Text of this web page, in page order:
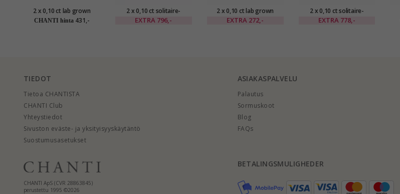
2 x 0,10 ct lab grown
timantti solitaire-
CHANTI hinta 431,-
2 x 0,10 ct solitaire-
nappikorvakorut 14
EXTRA 796,-
2 x 0,10 ct lab grown
timantti solitaire-
EXTRA 272,-
2 x 0,10 ct solitaire-
nappikorvakorut 14
EXTRA 778,-
TIEDOT
Tietoa CHANTISTA
CHANTI Club
Yhteystiedot
Sivuston eväste- ja yksityisyyskäytäntö
Suostumusasetukset
ASIAKASPALVELU
Palautus
Sormuskoot
Blog
FAQs
CHANTI ApS (CVR 28863845)
perustettu 1995 ©2026
BETALINGSMULIGHEDER